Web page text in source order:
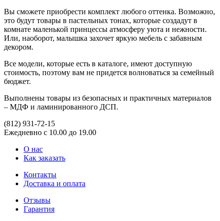
Вы сможете приобрести комплект любого оттенка. Возможно,
это будут товары в пастельных тонах, которые создадут в
комнате маленькой принцессы атмосферу уюта и нежности.
Или, наоборот, малышка захочет яркую мебель с забавным
декором.
Все модели, которые есть в каталоге, имеют доступную
стоимость, поэтому вам не придется волноваться за семейный
бюджет.
Выполнены товары из безопасных и практичных материалов
– МДФ и ламинированного ДСП.
(812) 931-72-15
Ежедневно с 10.00 до 19.00
О нас
Как заказать
Контакты
Доставка и оплата
Отзывы
Гарантия